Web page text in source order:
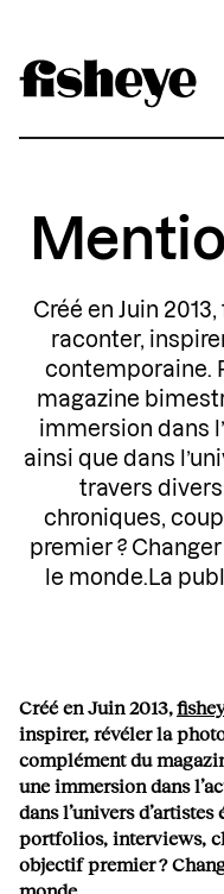
Créé en Juin
raconter,
contemporaine.
magazine
immersion dans
ainsi que dans
travers
chroniques,
premier ?
le monde.La
Créé en Juin 2013,
inspirer, révéler la
complément du
une immersion dans
dans l’univers
portfolios, interviews,
objectif premier ?